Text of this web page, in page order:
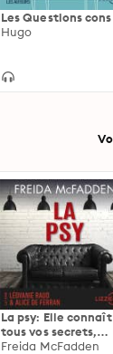
Les Questions cons
Hugo
La psy: Elle connaît
tous vos secrets,
découvrez les siens
Freida McFadden